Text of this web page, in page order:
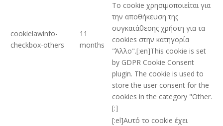
cookielawinfo-
checkbox-others
11
months
Το cookie χρησιμοποιείται για
την αποθήκευση της
συγκατάθεσης χρήστη για τα
cookies στην κατηγορία
"Άλλο".[:en]This cookie is set
by GDPR Cookie Consent
plugin. The cookie is used to
store the user consent for the
cookies in the category "Other.
[:]
[:el]Αυτό το cookie έχει